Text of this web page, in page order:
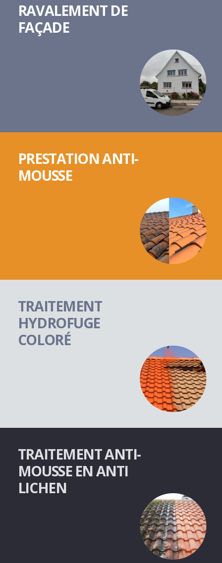
RAVALEMENT DE
FAÇADE
PRESTATION ANTI-
MOUSSE
TRAITEMENT
HYDROFUGE
COLORÉ
TRAITEMENT ANTI-
MOUSSE EN ANTI
LICHEN